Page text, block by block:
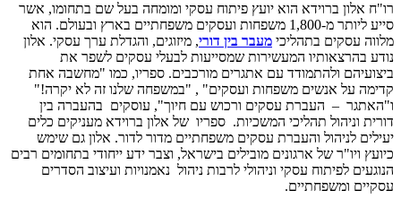
רו"ח אלון ברוידא הוא יועץ פיתוח עסקי ומומחה בעל שם בתחומו, אשר
סייע ליותר מ-1,800 משפחות ועסקים משפחתיים בארץ ובעולם. הוא
מלווה עסקים בתהליכי מעבר בין דורי, מיזוגים, והגדלת ערך עסקי. אלון
נודע בהרצאותיו המעשירות שמסייעות לבעלי עסקים לשפר את
ביצועיהם ולהתמודד עם אתגרים מורכבים. ספריו, כמו "מחשבה אחת
קדימה על אנשים משפחות ועסקים" , "במשפחה שלנו זה לא יקרה!"
ו"האתגר – העברת עסקים ורכוש עם חיוך", עוסקים בהעברה בין
דורית וניהול תהליכי המשכיות. ספריו של אלון ברוידא מעניקים כלים
יעילים לניהול והעברת עסקים משפחתיים מדור לדור. אלון גם שימש
כיועץ ויו"ר של ארגונים מובילים בישראל, וצבר ידע ייחודי בתחומים רבים
הנוגעים לפיתוח עסקי וניהולי לרבות ניהול נאמנויות ועיצוב הסדרים
עסקיים ומשפחתיים.